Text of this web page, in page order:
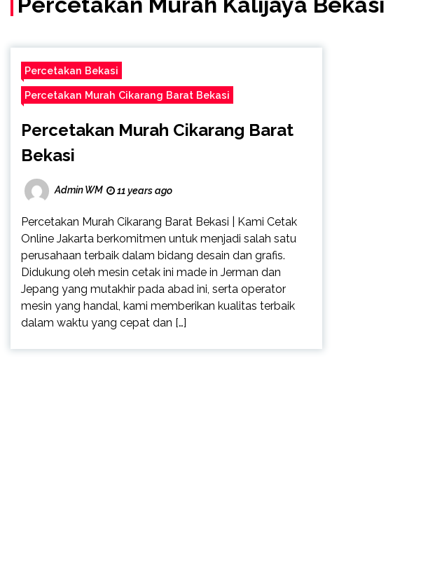
Percetakan Bekasi
Percetakan Murah Cikarang Barat Bekasi
Percetakan Murah Cikarang Barat
Bekasi
Admin WM 11 years ago
Percetakan Murah Cikarang Barat Bekasi | Kami Cetak
Online Jakarta berkomitmen untuk menjadi salah satu
perusahaan terbaik dalam bidang desain dan grafis.
Didukung oleh mesin cetak ini made in Jerman dan
Jepang yang mutakhir pada abad ini, serta operator
mesin yang handal, kami memberikan kualitas terbaik
dalam waktu yang cepat dan […]